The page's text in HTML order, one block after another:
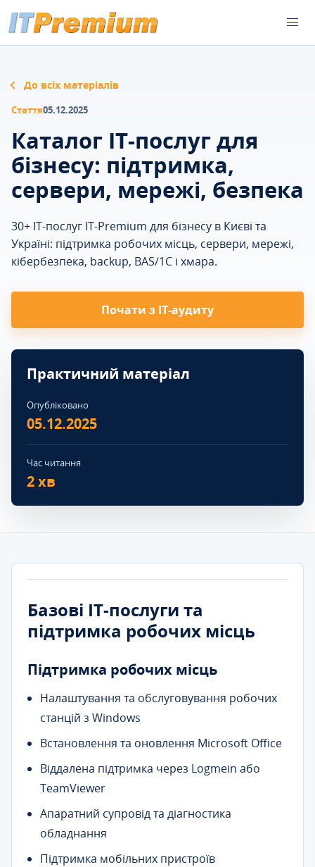
До всіх матеріалів
Стаття05.12.2025
Каталог ІТ-послуг для
бізнесу: підтримка,
сервери, мережі, безпека
30+ ІТ-послуг IT-Premium для бізнесу в Києві та
Україні: підтримка робочих місць, сервери, мережі,
кібербезпека, backup, BAS/1C і хмара.
Почати з IT-аудиту
Практичний матеріал
Опубліковано
05.12.2025
Час читання
2 хв
Базові ІТ-послуги та
підтримка робочих місць
Підтримка робочих місць
Налаштування та обслуговування робочих
станцій з Windows
Встановлення та оновлення Microsoft Office
Віддалена підтримка через Logmein або
TeamViewer
Апаратний супровід та діагностика
обладнання
Підтримка мобільних пристроїв